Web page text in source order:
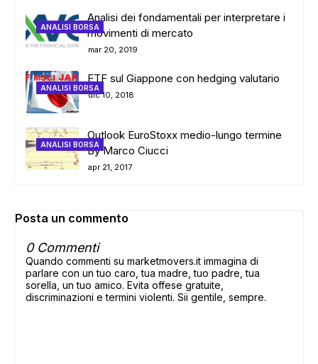
ANALISI BORSA
Analisi dei fondamentali per interpretare i
movimenti di mercato
mar 20, 2019
ANALISI BORSA
ETF sul Giappone con hedging valutario
dic 10, 2018
ANALISI BORSA
Outlook EuroStoxx medio-lungo termine
By Marco Ciucci
apr 21, 2017
Posta un commento
0 Commenti
Quando commenti su marketmovers.it immagina di
parlare con un tuo caro, tua madre, tuo padre, tua
sorella, un tuo amico. Evita offese gratuite,
discriminazioni e termini violenti. Sii gentile, sempre.